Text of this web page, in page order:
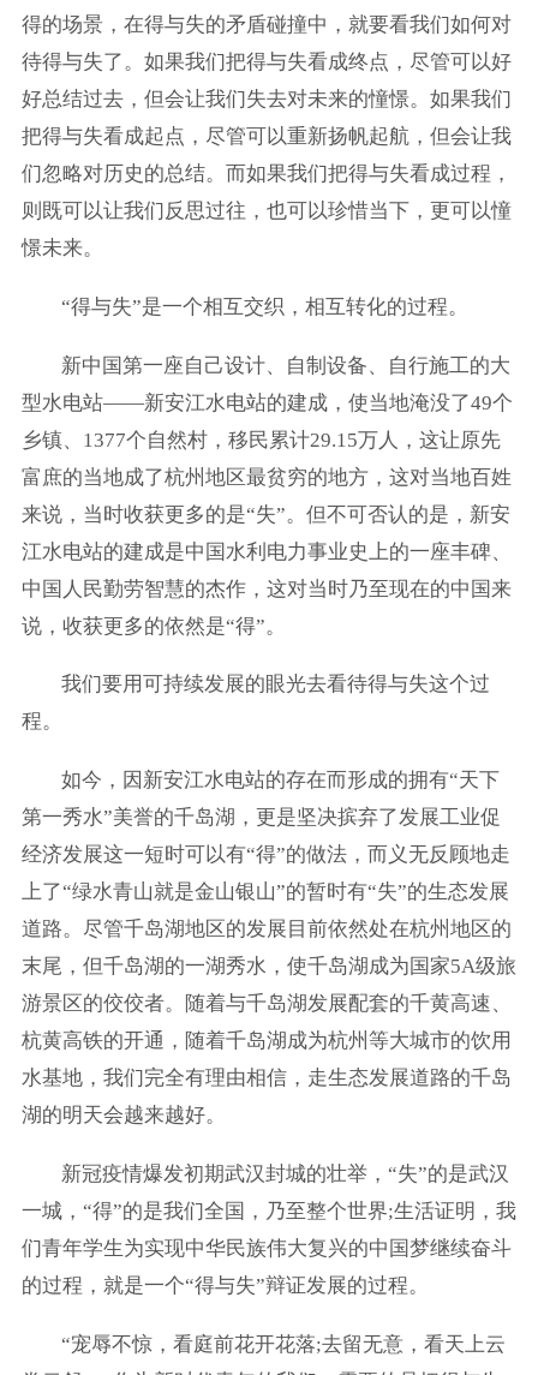
得的场景，在得与失的矛盾碰撞中，就要看我们如何对
待得与失了。如果我们把得与失看成终点，尽管可以好
好总结过去，但会让我们失去对未来的憧憬。如果我们
把得与失看成起点，尽管可以重新扬帆起航，但会让我
们忽略对历史的总结。而如果我们把得与失看成过程，
则既可以让我们反思过往，也可以珍惜当下，更可以憧
憬未来。
“得与失”是一个相互交织，相互转化的过程。
新中国第一座自己设计、自制设备、自行施工的大
型水电站——新安江水电站的建成，使当地淹没了49个
乡镇、1377个自然村，移民累计29.15万人，这让原先
富庶的当地成了杭州地区最贫穷的地方，这对当地百姓
来说，当时收获更多的是“失”。但不可否认的是，新安
江水电站的建成是中国水利电力事业史上的一座丰碑、
中国人民勤劳智慧的杰作，这对当时乃至现在的中国来
说，收获更多的依然是“得”。
我们要用可持续发展的眼光去看待得与失这个过
程。
如今，因新安江水电站的存在而形成的拥有“天下
第一秀水”美誉的千岛湖，更是坚决摈弃了发展工业促
经济发展这一短时可以有“得”的做法，而义无反顾地走
上了“绿水青山就是金山银山”的暂时有“失”的生态发展
道路。尽管千岛湖地区的发展目前依然处在杭州地区的
末尾，但千岛湖的一湖秀水，使千岛湖成为国家5A级旅
游景区的佼佼者。随着与千岛湖发展配套的千黄高速、
杭黄高铁的开通，随着千岛湖成为杭州等大城市的饮用
水基地，我们完全有理由相信，走生态发展道路的千岛
湖的明天会越来越好。
新冠疫情爆发初期武汉封城的壮举，“失”的是武汉
一城，“得”的是我们全国，乃至整个世界;生活证明，我
们青年学生为实现中华民族伟大复兴的中国梦继续奋斗
的过程，就是一个“得与失”辩证发展的过程。
“宠辱不惊，看庭前花开花落;去留无意，看天上云